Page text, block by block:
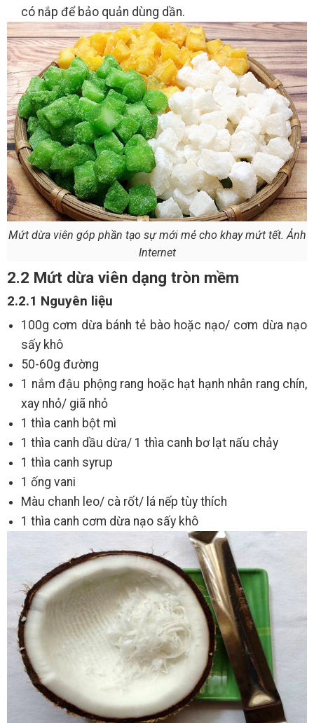
có nắp để bảo quản dùng dần.
Mứt dừa viên góp phần tạo sự mới mẻ cho khay mứt tết. Ảnh
Internet
2.2 Mứt dừa viên dạng tròn mềm
2.2.1 Nguyên liệu
100g cơm dừa bánh tẻ bào hoặc nạo/ cơm dừa nạo
sấy khô
50-60g đường
1 nắm đậu phộng rang hoặc hạt hạnh nhân rang chín,
xay nhỏ/ giã nhỏ
1 thìa canh bột mì
1 thìa canh dầu dừa/ 1 thìa canh bơ lạt nấu chảy
1 thìa canh syrup
1 ống vani
Màu chanh leo/ cà rốt/ lá nếp tùy thích
1 thìa canh cơm dừa nạo sấy khô